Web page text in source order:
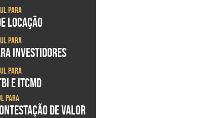
para
LOCAÇÃO
para
INVESTIDORES
para
E ITCMD
para
DE VALOR